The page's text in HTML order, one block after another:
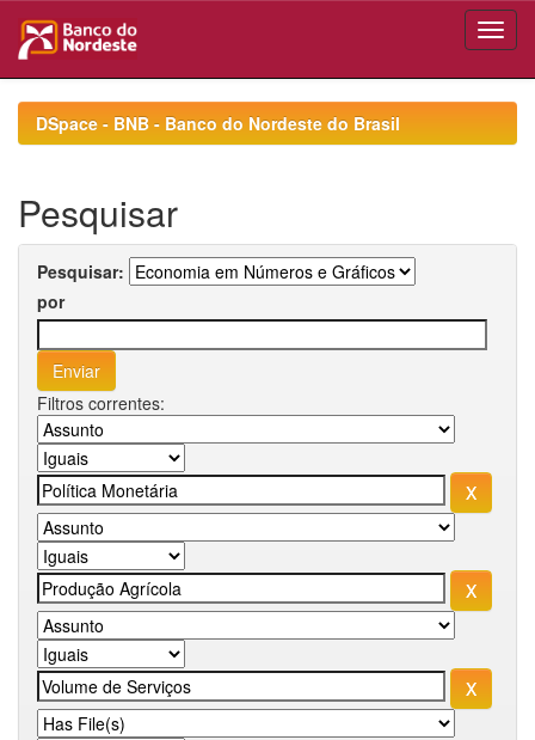
navigationDSpace - BNB - Banco do Nordeste do Brasil
Pesquisar
Pesquisar:
por
Filtros correntes: